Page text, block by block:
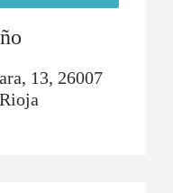
13, 26007